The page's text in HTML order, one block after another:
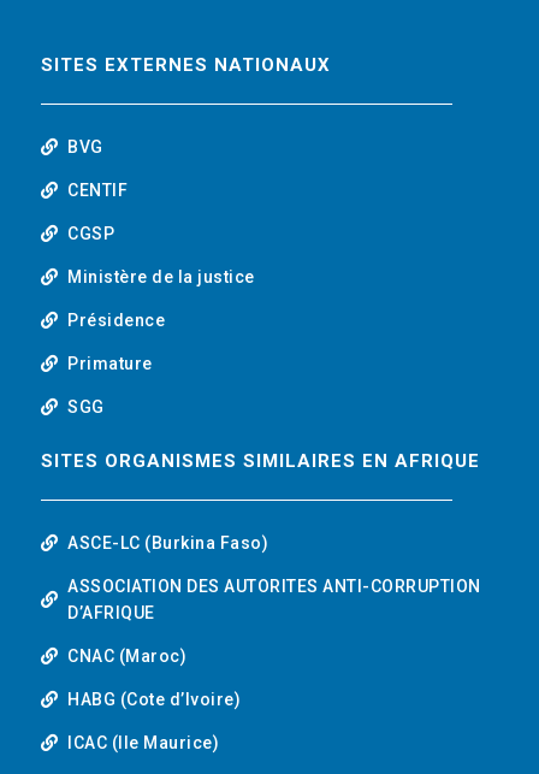
o
r
i
t
u
b
e
SITES EXTERNES NATIONAUX
BVG
CENTIF
CGSP
Ministère de la justice
Présidence
Primature
SGG
SITES ORGANISMES SIMILAIRES EN AFRIQUE
ASCE-LC (Burkina Faso)
ASSOCIATION DES AUTORITES ANTI-CORRUPTION
D’AFRIQUE
CNAC (Maroc)
HABG (Cote d’Ivoire)
ICAC (Ile Maurice)